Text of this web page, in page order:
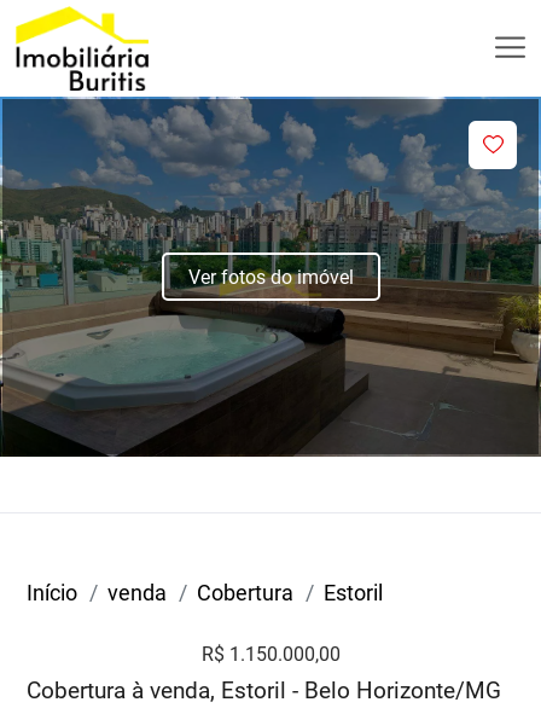
Ver fotos do imóvel
Início venda Cobertura Estoril
R$ 1.150.000,00
Cobertura à venda, Estoril - Belo Horizonte/MG